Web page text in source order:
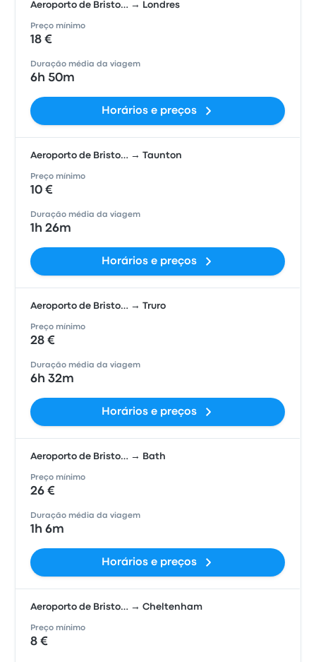
Aeroporto de Bristo… → Londres
Preço mínimo
18 €
Duração média da viagem
6h 50m
Horários e preços
Aeroporto de Bristo… → Taunton
Preço mínimo
10 €
Duração média da viagem
1h 26m
Horários e preços
Aeroporto de Bristo… → Truro
Preço mínimo
28 €
Duração média da viagem
6h 32m
Horários e preços
Aeroporto de Bristo… → Bath
Preço mínimo
26 €
Duração média da viagem
1h 6m
Horários e preços
Aeroporto de Bristo… → Cheltenham
Preço mínimo
8 €